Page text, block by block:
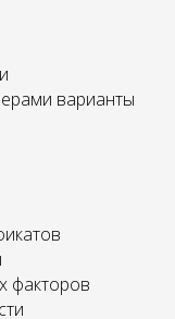
варианты
факторов